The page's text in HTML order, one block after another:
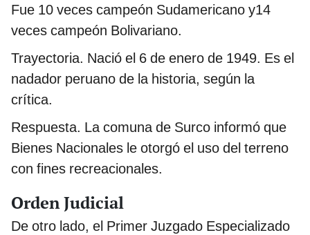
Fue 10 veces campeón Sudamericano y14
veces campeón Bolivariano.
Trayectoria. Nació el 6 de enero de 1949. Es el
nadador peruano de la historia, según la
crítica.
Respuesta. La comuna de Surco informó que
Bienes Nacionales le otorgó el uso del terreno
con fines recreacionales.
Orden Judicial
De otro lado, el Primer Juzgado Especializado